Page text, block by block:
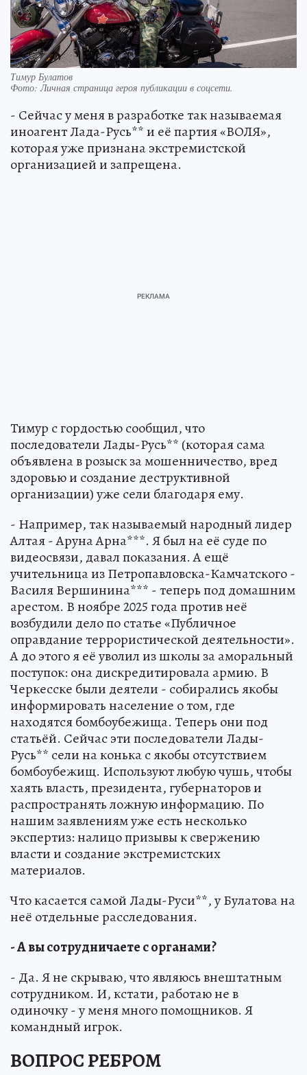
Тимур Булатов
Фото:Личная страница героя публикации в соцсети.
- Сейчас у меня в разработке так называемая
иноагент Лада-Русь** и её партия «ВОЛЯ»,
которая уже признана экстремистской
организацией и запрещена.
Тимур с гордостью сообщил, что
последователи Лады-Русь** (которая сама
объявлена в розыск за мошенничество, вред
здоровью и создание деструктивной
организации) уже сели благодаря ему.
- Например, так называемый народный лидер
Алтая - Аруна Арна***. Я был на её суде по
видеосвязи, давал показания. А ещё
учительница из Петропавловска-Камчатского -
Василя Вершинина*** - теперь под домашним
арестом. В ноябре 2025 года против неё
возбудили дело по статье «Публичное
оправдание террористической деятельности».
А до этого я её уволил из школы за аморальный
поступок: она дискредитировала армию. В
Черкесске были деятели - собирались якобы
информировать население о том, где
находятся бомбоубежища. Теперь они под
статьёй. Сейчас эти последователи Лады-
Русь** сели на конька с якобы отсутствием
бомбоубежищ. Используют любую чушь, чтобы
хаять власть, президента, губернаторов и
распространять ложную информацию. По
нашим заявлениям уже есть несколько
экспертиз: налицо призывы к свержению
власти и создание экстремистских
материалов.
Что касается самой Лады-Руси**, у Булатова на
неё отдельные расследования.
- А вы сотрудничаете с органами?
- Да. Я не скрываю, что являюсь внештатным
сотрудником. И, кстати, работаю не в
одиночку - у меня много помощников. Я
командный игрок.
ВОПРОС РЕБРОМ